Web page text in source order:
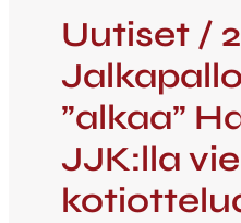
Uutiset /
”alkaa”
JJK:lla